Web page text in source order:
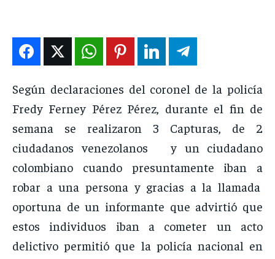
EN VIVO
NOSOTROS
INSTITUCIONAL
PUATE CON NOSOTROS
EN VIVO
NOSOTROS
INSTITUCIONAL
PUATE CON NOSOTROS
EN VIVO
NOSOTROS
INSTITUCIONAL
PUATE CON NOSOTROS
EN VIVO
NOSOTROS
INSTITUCIONAL
PUATE CON NOSOTROS
Según declaraciones del coronel de la policía
Fredy Ferney Pérez Pérez, durante el fin de
semana se realizaron 3 Capturas, de 2
ciudadanos venezolanos y un ciudadano
colombiano cuando presuntamente iban a
robar a una persona y gracias a la llamada
oportuna de un informante que advirtió que
estos individuos iban a cometer un acto
delictivo permitió que la policía nacional en